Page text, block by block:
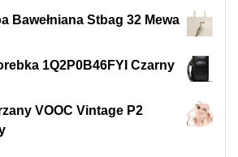
Bawełniana Stbag 32 Mewa
1Q2P0B46FYI Czarny
VOOC Vintage P2